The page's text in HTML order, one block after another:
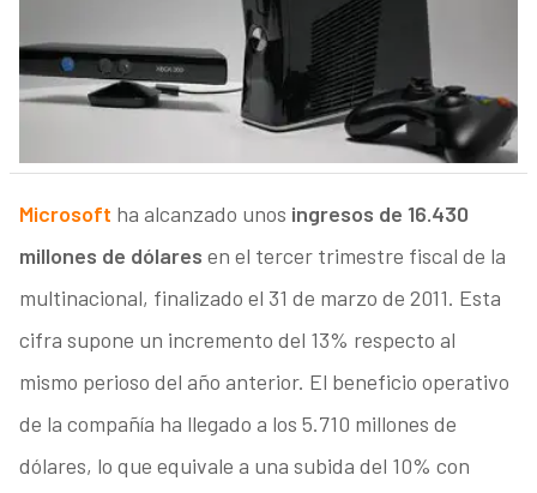
Microsoft ha alcanzado unos ingresos de 16.430
millones de dólares en el tercer trimestre fiscal de la
multinacional, finalizado el 31 de marzo de 2011. Esta
cifra supone un incremento del 13% respecto al
mismo perioso del año anterior. El beneficio operativo
de la compañía ha llegado a los 5.710 millones de
dólares, lo que equivale a una subida del 10% con